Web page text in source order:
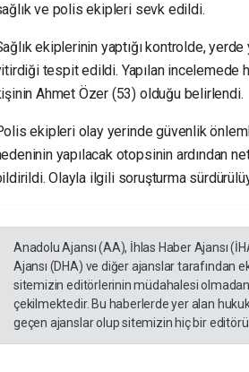
ve polis ekipleri sevk edildi.
ekiplerinin yaptığı kontrolde, yerde
tespit edildi. Yapılan incelemede
Ahmet Özer (53) olduğu belirlendi.
ekipleri olay yerinde güvenlik
yapılacak otopsinin ardından
Olayla ilgili soruşturma
Anadolu Ajansı (AA), İhlas Haber Ajansı
Ajansı (DHA) ve diğer ajanslar tarafından
sitemizin editörlerinin müdahalesi
çekilmektedir. Bu haberlerde yer alan
geçen ajanslar olup sitemizin hiç bir